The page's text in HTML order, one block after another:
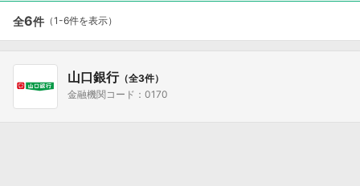
全6件 （1-6件を表示）
山口銀行（全3件）
金融機関コード：0170